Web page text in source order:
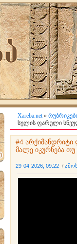
Xareba.net»
სულის ფარული
#4 არქიმანდრიტი
მალე იკურნება
29-04-2026, 09:22 /